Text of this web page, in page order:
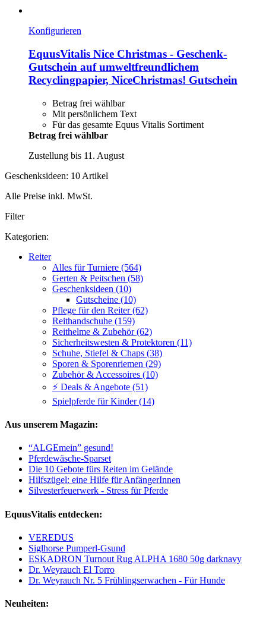
Konfigurieren
EquusVitalis Nice Christmas -​ Geschenk-​
Gutschein auf umweltfreundlichem
Recyclingpapier, NiceChristmas! Gutschein
Betrag frei wählbar
Mit persönlichem Text
Für das gesamte Equus Vitalis Sortiment
Betrag frei wählbar
Zustellung bis 11. August
Geschenksideen: 10 Artikel
Alle Preise inkl. MwSt.
Filter
Kategorien:
Reiter
Alles für Turniere (564)
Gerten & Peitschen (58)
Geschenksideen (10)
Gutscheine (10)
Pflege für den Reiter (62)
Reithandschuhe (159)
Reithelme & Zubehör (62)
Sicherheitswesten & Protektoren (11)
Schuhe, Stiefel & Chaps (38)
Sporen & Sporenriemen (29)
Zubehör & Accessoires (10)
⚡ Deals & Angebote (51)
Spielpferde für Kinder (14)
Aus unserem Magazin:
“ALGEmein” gesund!
Pferdewäsche-Sparset
Die 10 Gebote fürs Reiten im Gelände
Hilfszügel: eine Hilfe für AnfängerInnen
Silvesterfeuerwerk - Stress für Pferde
EquusVitalis entdecken:
VEREDUS
Siglhorse Pumperl-Gsund
ESKADRON Turnout Rug ALPHA 1680 50g darknavy
Dr. Weyrauch El Torro
Dr. Weyrauch Nr. 5 Frühlingserwachen - Für Hunde
Neuheiten: